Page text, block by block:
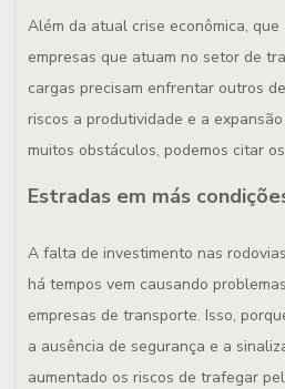
Além da atual crise econômica,
empresas que atuam no setor de
cargas precisam enfrentar outros
riscos a produtividade e a
muitos obstáculos, podemos citar
Estradas em más
A falta de investimento nas
há tempos vem causando
empresas de transporte. Isso,
a ausência de segurança e a
aumentado os riscos de trafegar